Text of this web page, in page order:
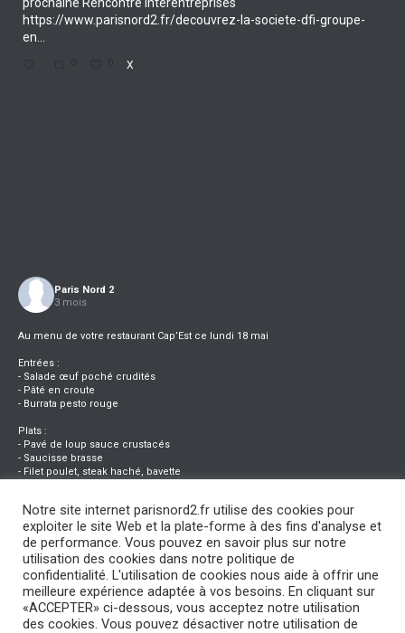
https://www.parisnord2.fr/decouvrez-la-societe-dfi-groupe-
en...
X
Paris Nord 2
3 mois
Au menu de votre restaurant Cap’Est ce lundi 18 mai
Entrées :
- Salade œuf poché crudités
- Pâté en croute
- Burrata pesto rouge
Plats :
- Pavé de loup sauce crustacés
- Saucisse brasse
- Filet poulet, steak haché, bavette
- Dôme vanille fraise
- Verrine kiwi mousse sucrée
- Feuilleté aux pommes
Vu sur Facebook · Partager
0 0 0
Notre site internet parisnord2.fr utilise des cookies pour
exploiter le site Web et la plate-forme à des fins d'analyse et
de performance. Vous pouvez en savoir plus sur notre
utilisation des cookies dans notre politique de
confidentialité. L'utilisation de cookies nous aide à offrir une
meilleure expérience adaptée à vos besoins. En cliquant sur
«ACCEPTER» ci-dessous, vous acceptez notre utilisation
des cookies. Vous pouvez désactiver notre utilisation de